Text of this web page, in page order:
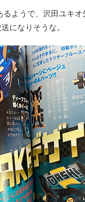
ようで、沢田ユキ
になりそうな。